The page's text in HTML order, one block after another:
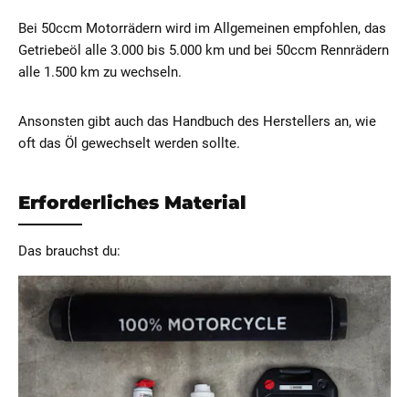
Bei 50ccm Motorrädern wird im Allgemeinen empfohlen, das
Getriebeöl alle 3.000 bis 5.000 km und bei 50ccm Rennrädern
alle 1.500 km zu wechseln.
Ansonsten gibt auch das Handbuch des Herstellers an, wie
oft das Öl gewechselt werden sollte.
Erforderliches Material
Das brauchst du: